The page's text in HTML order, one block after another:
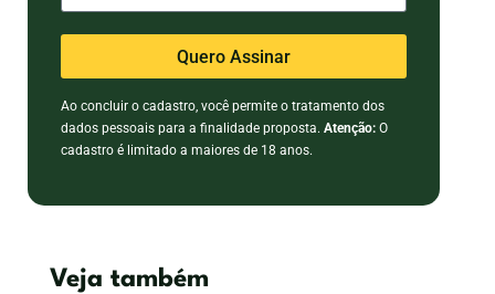
Quero Assinar
Ao concluir o cadastro, você permite o tratamento dos
dados pessoais para a finalidade proposta. Atenção:O
cadastro é limitado a maiores de 18 anos.
Veja também